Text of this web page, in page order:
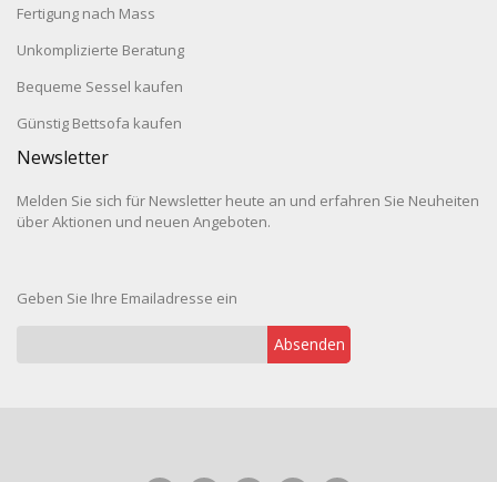
Fertigung nach Mass
Unkomplizierte Beratung
Bequeme Sessel kaufen
Günstig Bettsofa kaufen
Newsletter
Melden Sie sich für Newsletter heute an und erfahren Sie Neuheiten
über Aktionen und neuen Angeboten.
Geben Sie Ihre Emailadresse ein
Absenden